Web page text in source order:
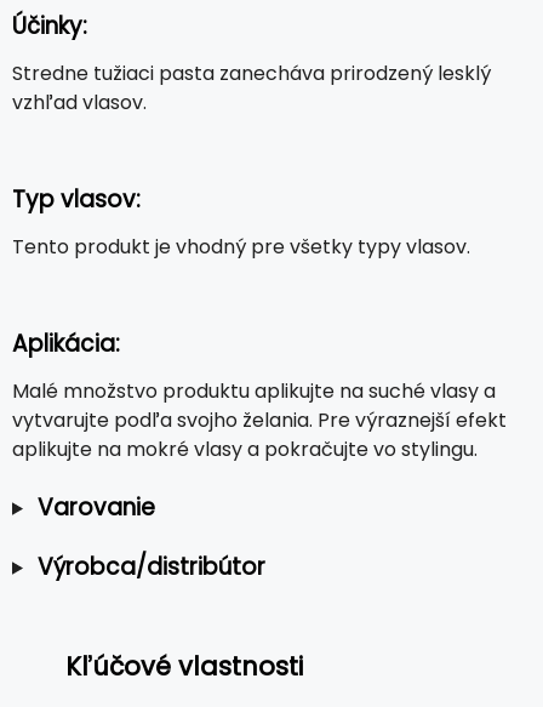
Účinky:
Stredne tužiaci pasta zanecháva prirodzený lesklý
vzhľad vlasov.
Typ vlasov:
Tento produkt je vhodný pre všetky typy vlasov.
Aplikácia:
Malé množstvo produktu aplikujte na suché vlasy a
vytvarujte podľa svojho želania. Pre výraznejší efekt
aplikujte na mokré vlasy a pokračujte vo stylingu.
Varovanie
Výrobca/distribútor
Kľúčové vlastnosti